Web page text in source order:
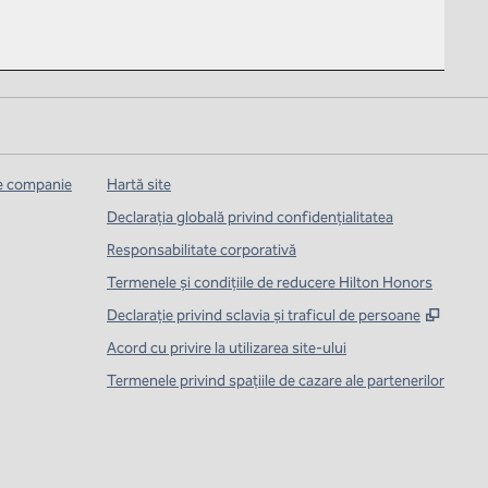
companie
Hartă site
Declarația globală privind confidenţialitatea
Responsabilitate corporativă
Termenele și condițiile de reducere Hilton Honors
Declarație privind sclavia și traficul de persoane
,
Acord cu privire la utilizarea site-ului
Termenele privind spațiile de cazare ale partenerilor